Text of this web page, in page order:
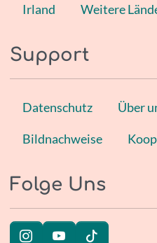
Irland Weitere
Support
Datenschutz Über
Bildnachweise
Folge Uns